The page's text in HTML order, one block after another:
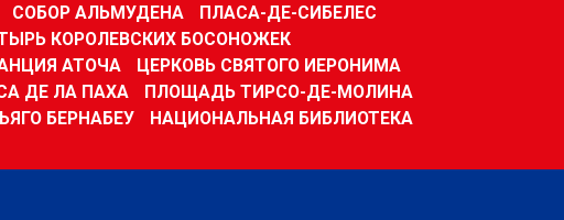
СОБОР АЛЬМУДЕНА
ПЛАСА-ДЕ-СИБЕЛЕС
КОРОЛЕВСКИХ БОСОНОЖЕК
АТОЧА
ЦЕРКОВЬ СВЯТОГО ИЕРОНИМА
ДЕ ЛА ПАХА
ПЛОЩАДЬ ТИРСО-ДЕ-МОЛИНА
БЕРНАБЕУ НАЦИОНАЛЬНАЯ БИБЛИОТЕКА